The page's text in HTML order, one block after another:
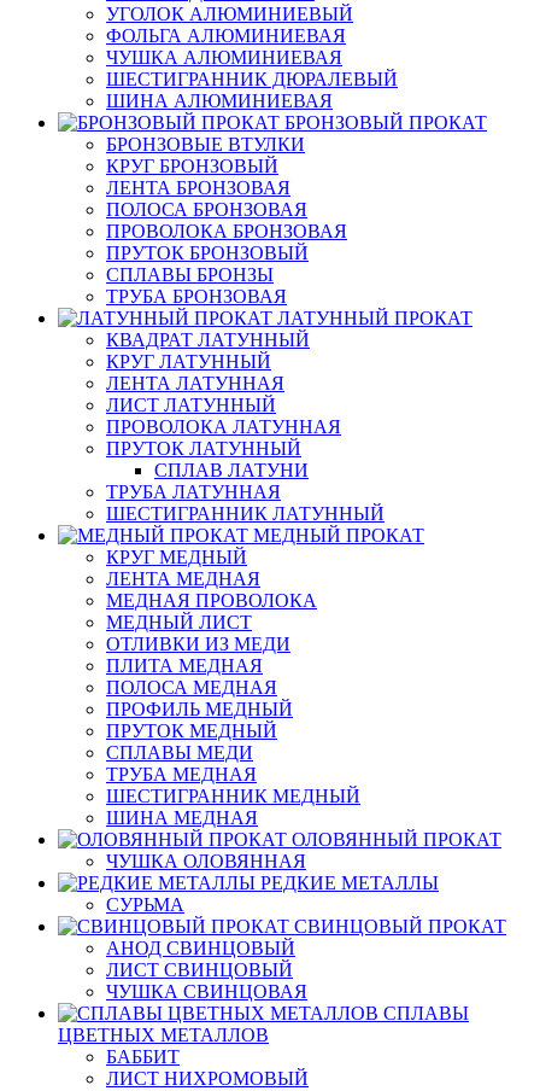
УГОЛОК АЛЮМИНИЕВЫЙ
ФОЛЬГА АЛЮМИНИЕВАЯ
ЧУШКА АЛЮМИНИЕВАЯ
ШЕСТИГРАННИК ДЮРАЛЕВЫЙ
ШИНА АЛЮМИНИЕВАЯ
БРОНЗОВЫЙ ПРОКАТ
БРОНЗОВЫЕ ВТУЛКИ
КРУГ БРОНЗОВЫЙ
ЛЕНТА БРОНЗОВАЯ
ПОЛОСА БРОНЗОВАЯ
ПРОВОЛОКА БРОНЗОВАЯ
ПРУТОК БРОНЗОВЫЙ
СПЛАВЫ БРОНЗЫ
ТРУБА БРОНЗОВАЯ
ЛАТУННЫЙ ПРОКАТ
КВАДРАТ ЛАТУННЫЙ
КРУГ ЛАТУННЫЙ
ЛЕНТА ЛАТУННАЯ
ЛИСТ ЛАТУННЫЙ
ПРОВОЛОКА ЛАТУННАЯ
ПРУТОК ЛАТУННЫЙ
СПЛАВ ЛАТУНИ
ТРУБА ЛАТУННАЯ
ШЕСТИГРАННИК ЛАТУННЫЙ
МЕДНЫЙ ПРОКАТ
КРУГ МЕДНЫЙ
ЛЕНТА МЕДНАЯ
МЕДНАЯ ПРОВОЛОКА
МЕДНЫЙ ЛИСТ
ОТЛИВКИ ИЗ МЕДИ
ПЛИТА МЕДНАЯ
ПОЛОСА МЕДНАЯ
ПРОФИЛЬ МЕДНЫЙ
ПРУТОК МЕДНЫЙ
СПЛАВЫ МЕДИ
ТРУБА МЕДНАЯ
ШЕСТИГРАННИК МЕДНЫЙ
ШИНА МЕДНАЯ
ОЛОВЯННЫЙ ПРОКАТ
ЧУШКА ОЛОВЯННАЯ
РЕДКИЕ МЕТАЛЛЫ
СУРЬМА
СВИНЦОВЫЙ ПРОКАТ
АНОД СВИНЦОВЫЙ
ЛИСТ СВИНЦОВЫЙ
ЧУШКА СВИНЦОВАЯ
СПЛАВЫ
ЦВЕТНЫХ МЕТАЛЛОВ
БАББИТ
ЛИСТ НИХРОМОВЫЙ